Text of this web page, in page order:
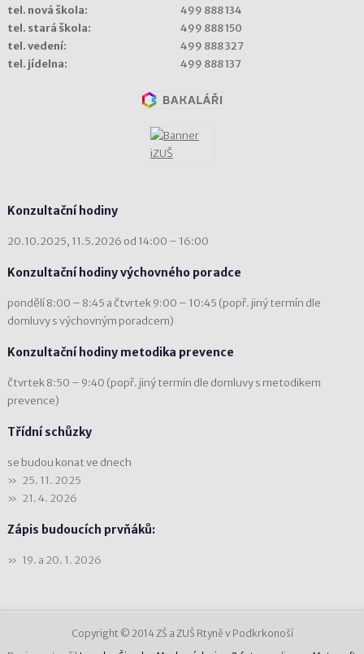
tel. nová škola:
499 888 134
tel. stará škola:
499 888 150
tel. vedení:
499 888 327
tel. jídelna:
499 888 137
Konzultační hodiny
20.10.2025, 11.5.2026 od 14:00 – 16:00
Konzultační hodiny výchovného poradce
pondělí 8:00 – 8:45 a čtvrtek 9:00 – 10:45 (popř. jiný termín dle
domluvy s výchovným poradcem)
Konzultační hodiny metodika prevence
čtvrtek 8:50 – 9:40 (popř. jiný termín dle domluvy s metodikem
prevence)
Třídní schůzky
se budou konat ve dnech
25. 11. 2025
21. 4. 2026
Zápis budoucích prvňáků:
19. a 20. 1. 2026
Copyright © 2014 ZŠ a ZUŠ Rtyně v Podkrkonoší